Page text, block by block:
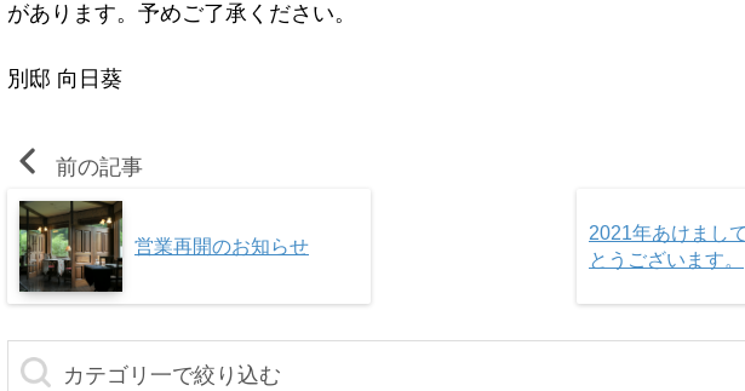
があります。予めご了承ください。
別邸 向日葵
前の記事
営業再開のお知らせ
2021年あけまし
とうございます。
カテゴリ一で絞り込む